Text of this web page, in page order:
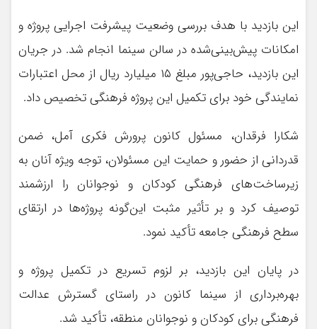
این بازدید با هدف بررسی وضعیت پیشرفت اجرایی پروژه و
امکانات پیش‌بینی‌شده در سالن سینما انجام شد. در جریان
این بازدید، حاجی‌پور مبلغ ۱۵ میلیارد ریال از محل اعتبارات
نمایندگی خود برای تکمیل این پروژه فرهنگی تخصیص داد.
شکارا فرقدان، مسئول کانون پرورش فکری آمل، ضمن
قدردانی از حضور و حمایت این مسئولان، توجه ویژه آنان به
زیرساخت‌های فرهنگی کودکان و نوجوانان را ارزشمند
توصیف کرد و بر تأثیر مثبت این‌گونه پروژه‌ها در ارتقای
سطح فرهنگی جامعه تأکید نمود.
در پایان این بازدید، بر لزوم تسریع در تکمیل پروژه و
بهره‌برداری از سینما کانون در راستای گسترش عدالت
فرهنگی برای کودکان و نوجوانان منطقه، تأکید شد.